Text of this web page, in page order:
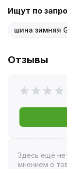
Ищут по
шина зимняя
Отзывы
Здесь ещё
мнением о